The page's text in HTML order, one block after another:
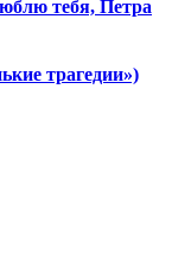
тебя, Петра
трагедии»)